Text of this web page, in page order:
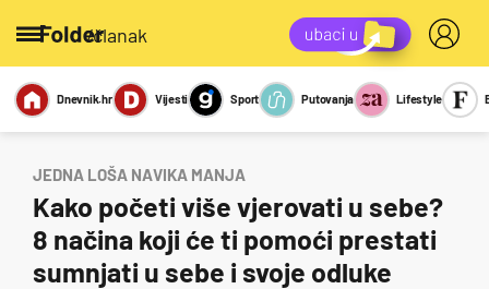
/članak
Miks Kviz
Report
Sexy
Dnevnik.hr Vijesti Sport Putovanja Lifestyle
JEDNA LOŠA NAVIKA MANJA
Kako početi više vjerovati u sebe?
8 načina koji će ti pomoći prestati
sumnjati u sebe i svoje odluke